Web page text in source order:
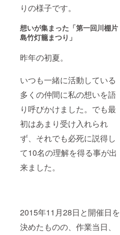
りの様子です。
想いが集まった「第一回川棚片
島竹灯籠まつり」
昨年の初夏。
いつも一緒に活動している
多くの仲間に私の想いを語
り呼びかけました。でも最
初はあまり受け入れられ
ず、それでも必死に説得し
て10名の理解を得る事が出
来ました。
2015年11月28日と開催日を
決めたものの、作業当日、